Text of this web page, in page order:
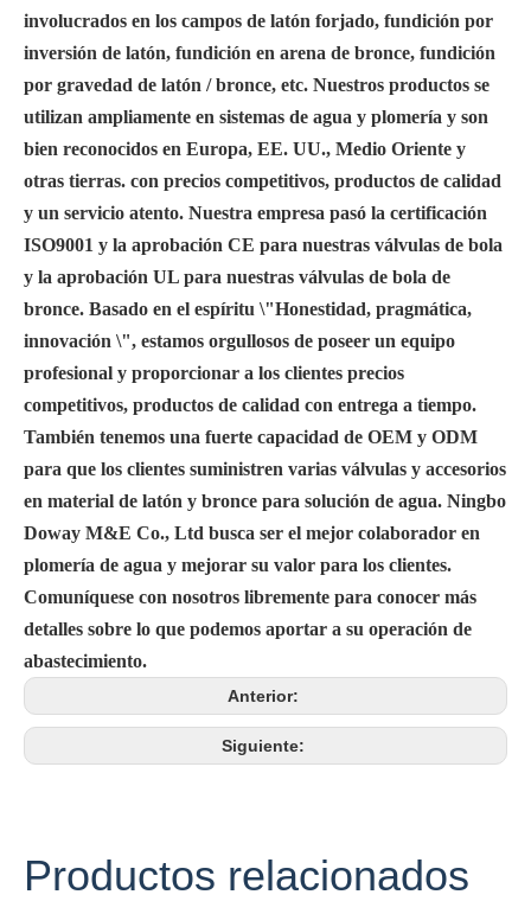
involucrados en los campos de latón forjado, fundición por
inversión de latón, fundición en arena de bronce, fundición
por gravedad de latón / bronce, etc. Nuestros productos se
utilizan ampliamente en sistemas de agua y plomería y son
bien reconocidos en Europa, EE. UU., Medio Oriente y
otras tierras. con precios competitivos, productos de calidad
y un servicio atento. Nuestra empresa pasó la certificación
ISO9001 y la aprobación CE para nuestras válvulas de bola
y la aprobación UL para nuestras válvulas de bola de
bronce. Basado en el espíritu \"Honestidad, pragmática,
innovación \", estamos orgullosos de poseer un equipo
profesional y proporcionar a los clientes precios
competitivos, productos de calidad con entrega a tiempo.
También tenemos una fuerte capacidad de OEM y ODM
para que los clientes suministren varias válvulas y accesorios
en material de latón y bronce para solución de agua. Ningbo
Doway M&E Co., Ltd busca ser el mejor colaborador en
plomería de agua y mejorar su valor para los clientes.
Comuníquese con nosotros libremente para conocer más
detalles sobre lo que podemos aportar a su operación de
abastecimiento.
Anterior:
Siguiente:
Productos relacionados